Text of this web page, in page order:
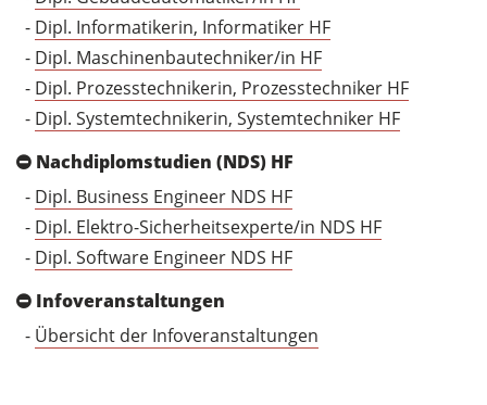
- Dipl. Informatikerin, Informatiker HF
- Dipl. Maschinenbautechniker/in HF
- Dipl. Prozesstechnikerin, Prozesstechniker HF
- Dipl. Systemtechnikerin, Systemtechniker HF
Nachdiplomstudien (NDS) HF
- Dipl. Business Engineer NDS HF
- Dipl. Elektro-Sicherheitsexperte/in NDS HF
- Dipl. Software Engineer NDS HF
Infoveranstaltungen
- Übersicht der Infoveranstaltungen